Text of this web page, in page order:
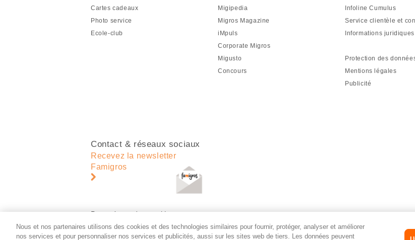
Cartes cadeaux
Photo service
Ecole-club
Migipedia
Migros Magazine
iMpuls
Corporate Migros
Migusto
Concours
Infoline Cumulus
Service clientèle et
Informations juridiques
Protection des
Mentions légales
Publicité
Contact & réseaux sociaux
Recevez la newsletter
Famigros
Paramètres des cookies
Nous et nos partenaires utilisons des cookies et des technologies similaires pour fournir, protéger, analyser et améliorer
nos services et pour personnaliser nos services et publicités, aussi sur les sites web de tiers. Les données peuvent